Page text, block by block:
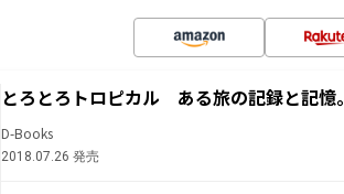
とろとろトロピカル ある旅の記録と記
D-Books
2018.07.26 発売